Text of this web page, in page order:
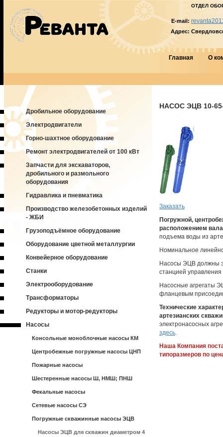
ОТДЕЛ
E-mail:
Адрес:
Главная О
Дробильное оборудование
Электродвигатели
Горно-шахтное оборудование
Ремонт электродвигателей от 100 кВт
Запчасти для экскаваторов,
дробильного и размольного
оборудования
Гидравлика и пневматика
Производство железобетонных изделий
- ЖБИ
Грузоподъёмное оборудование
Оборудование цветной металлургии
Конвейерное оборудование
Станки
Электрооборудование
Трансформаторы
Редукторы и мотор-редукторы
Насосы
Консольные моноблочные насосы КМ
Центробежные погружные насосы ЦНП
Пожарные насосы
Шестеренные насосы Ш, НМШ; ПНШ
Фекальные насосы
Сетевые насосы СЭ
Погружные скважинные насосы ЭЦВ
Насосы ЭЦВ для скважин диаметром 4
НАСОС ЭЦВ 10-
Заказать
Погружной,
расположением
подъема воды из
Номинальное
Насосы ЭЦВ должны
станцией
Насосные агрегаты
фланцевым
Технические
артезианских
электронасосных
здесь.
Наша Компания
типоразмеров по